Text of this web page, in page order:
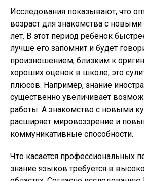
Исследования показывают, что
возраст для знакомства с
лет. В этот период ребёнок
лучше его запомнит и будет
произношением, близким к
хороших оценок в школе, это
плюсов. Например, знание
существенно увеличивает
работы. А знакомство с новыми
расширяет мировоззрение и
коммуникативные способности.
Что касается профессиональных
знание языков требуется в